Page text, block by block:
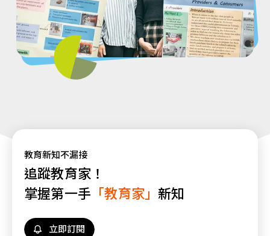
教育新知不漏接
追蹤教育家！
掌握第一手 「教育家」 新知
立即訂閱